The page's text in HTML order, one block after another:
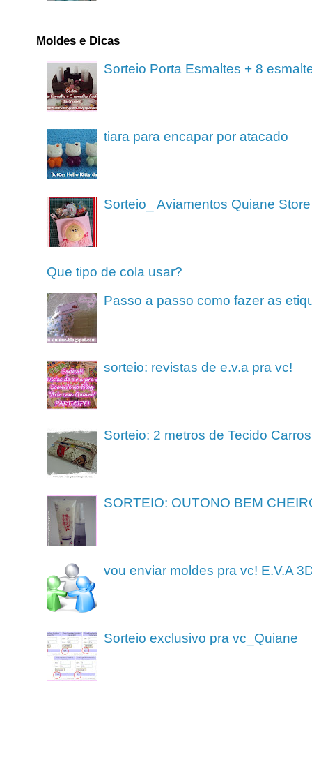
Moldes e Dicas
Sorteio Porta Esmaltes + 8
tiara para encapar por atacado
Sorteio_ Aviamentos Quiane Store
Que tipo de cola usar?
Passo a passo como fazer as
sorteio: revistas de e.v.a pra vc!
Sorteio: 2 metros de Tecido Carros
SORTEIO: OUTONO BEM
vou enviar moldes pra vc! E.V.A
Sorteio exclusivo pra vc_Quiane